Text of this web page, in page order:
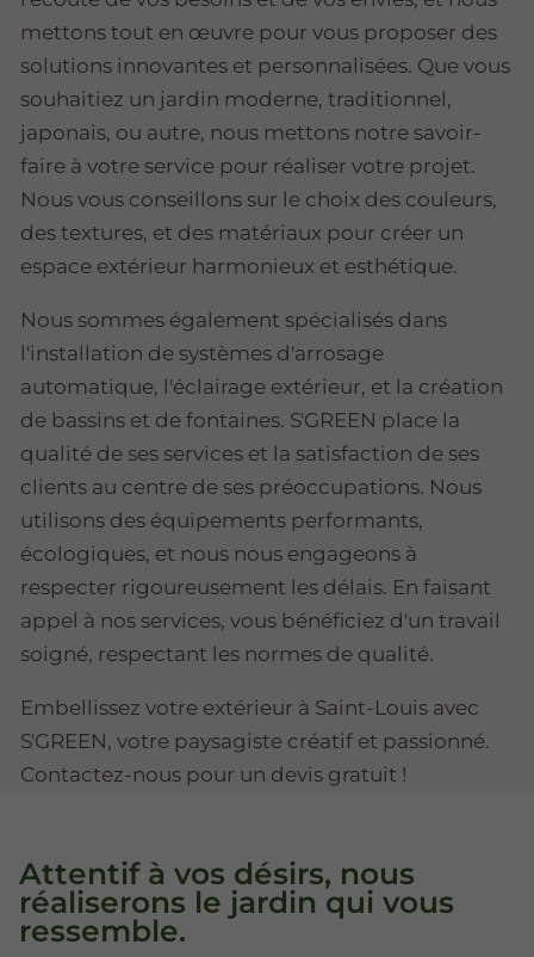
mettons tout en œuvre pour vous proposer des
solutions innovantes et personnalisées. Que vous
souhaitiez un jardin moderne, traditionnel,
japonais, ou autre, nous mettons notre savoir-
faire à votre service pour réaliser votre projet.
Nous vous conseillons sur le choix des couleurs,
des textures, et des matériaux pour créer un
espace extérieur harmonieux et esthétique.
Nous sommes également spécialisés dans
l'installation de systèmes d'arrosage
automatique, l'éclairage extérieur, et la création
de bassins et de fontaines. S'GREEN place la
qualité de ses services et la satisfaction de ses
clients au centre de ses préoccupations. Nous
utilisons des équipements performants,
écologiques, et nous nous engageons à
respecter rigoureusement les délais. En faisant
appel à nos services, vous bénéficiez d'un travail
soigné, respectant les normes de qualité.
Embellissez votre extérieur à Saint-Louis avec
S'GREEN, votre paysagiste créatif et passionné.
Contactez-nous pour un devis gratuit !
Attentif à vos désirs, nous
réaliserons le jardin qui vous
ressemble.